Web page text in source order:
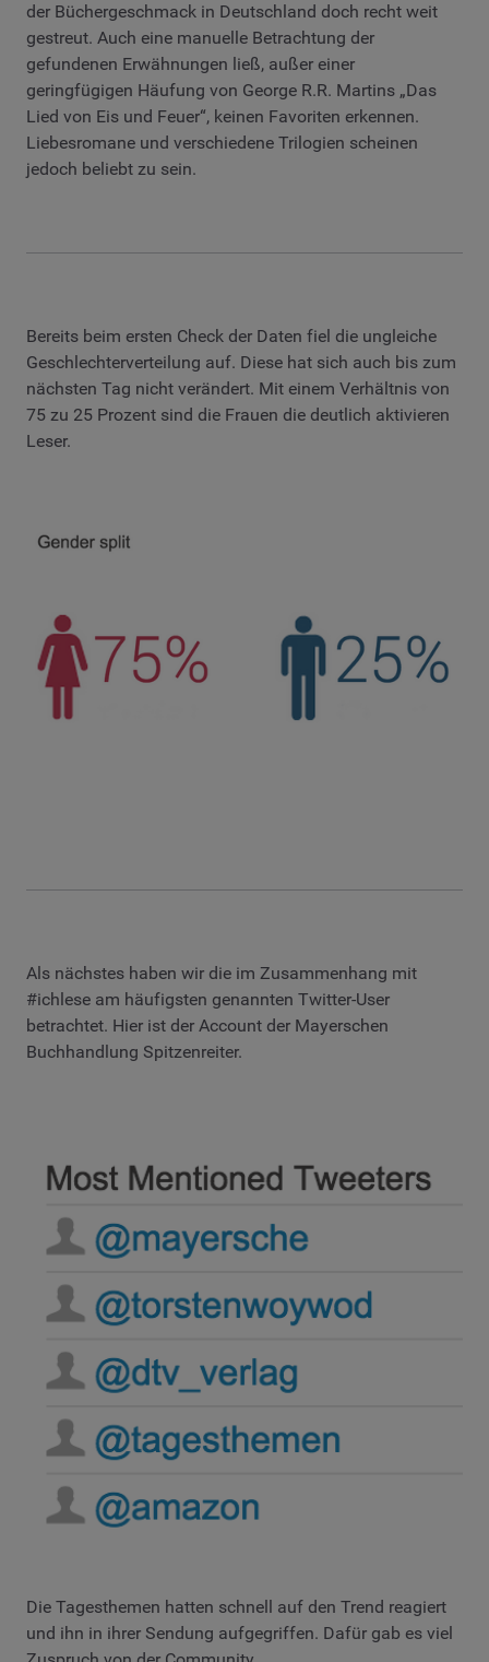
der Büchergeschmack in Deutschland doch recht weit
gestreut. Auch eine manuelle Betrachtung der
gefundenen Erwähnungen ließ, außer einer
geringfügigen Häufung von George R.R. Martins „Das
Lied von Eis und Feuer“, keinen Favoriten erkennen.
Liebesromane und verschiedene Trilogien scheinen
jedoch beliebt zu sein.
Bereits beim ersten Check der Daten fiel die ungleiche
Geschlechterverteilung auf. Diese hat sich auch bis zum
nächsten Tag nicht verändert. Mit einem Verhältnis von
75 zu 25 Prozent sind die Frauen die deutlich aktivieren
Leser.
Als nächstes haben wir die im Zusammenhang mit
#ichlese am häufigsten genannten Twitter-User
betrachtet. Hier ist der Account der Mayerschen
Buchhandlung Spitzenreiter.
Die Tagesthemen hatten schnell auf den Trend reagiert
und ihn in ihrer Sendung aufgegriffen. Dafür gab es viel